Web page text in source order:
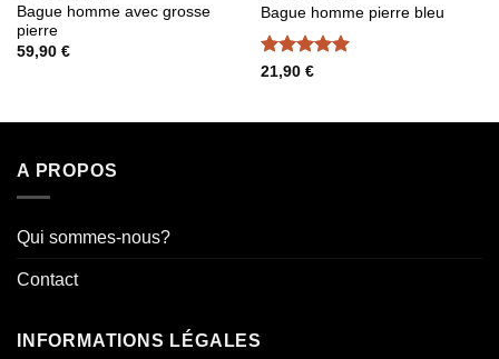
Bague homme avec grosse
pierre
59,90 €
Bague homme pierre bleu
Note 5sur
21,90 €
A PROPOS
Qui sommes-nous?
Contact
INFORMATIONS LÉGALES